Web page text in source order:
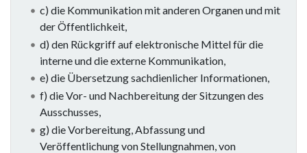
c) die Kommunikation mit anderen Organen und mit
der Öffentlichkeit,
d) den Rückgriff auf elektronische Mittel für die
interne und die externe Kommunikation,
e) die Übersetzung sachdienlicher Informationen,
f) die Vor- und Nachbereitung der Sitzungen des
Ausschusses,
g) die Vorbereitung, Abfassung und
Veröffentlichung von Stellungnahmen, von